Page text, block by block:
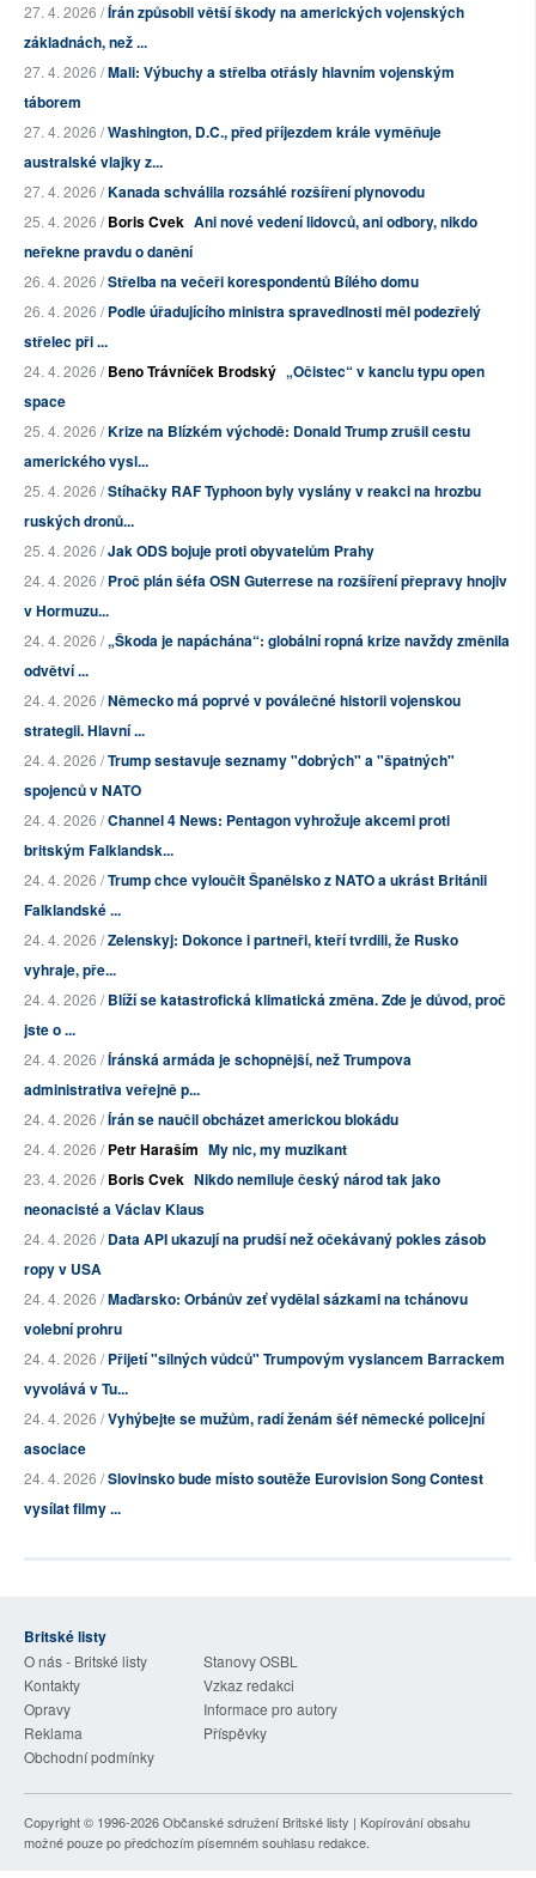
27. 4. 2026 /Írán způsobil větší škody na amerických vojenských
základnách, než ...
27. 4. 2026 /Mali: Výbuchy a střelba otřásly hlavním vojenským
táborem
27. 4. 2026 /Washington, D.C., před příjezdem krále vyměňuje
australské vlajky z...
27. 4. 2026 /Kanada schválila rozsáhlé rozšíření plynovodu
25. 4. 2026 /Boris Cvek Ani nové vedení lidovců, ani odbory, nikdo
neřekne pravdu o danění
26. 4. 2026 /Střelba na večeři korespondentů Bílého domu
26. 4. 2026 /Podle úřadujícího ministra spravedlnosti měl podezřelý
střelec při ...
24. 4. 2026 /Beno Trávníček Brodský „Očistec“ v kanclu typu open
space
25. 4. 2026 /Krize na Blízkém východě: Donald Trump zrušil cestu
amerického vysl...
25. 4. 2026 /Stíhačky RAF Typhoon byly vyslány v reakci na hrozbu
ruských dronů...
25. 4. 2026 /Jak ODS bojuje proti obyvatelům Prahy
24. 4. 2026 /Proč plán šéfa OSN Guterrese na rozšíření přepravy hnojiv
v Hormuzu...
24. 4. 2026 /„Škoda je napáchána“: globální ropná krize navždy změnila
odvětví ...
24. 4. 2026 /Německo má poprvé v poválečné historii vojenskou
strategii. Hlavní ...
24. 4. 2026 /Trump sestavuje seznamy "dobrých" a "špatných"
spojenců v NATO
24. 4. 2026 /Channel 4 News: Pentagon vyhrožuje akcemi proti
britským Falklandsk...
24. 4. 2026 /Trump chce vyloučit Španělsko z NATO a ukrást Británii
Falklandské ...
24. 4. 2026 /Zelenskyj: Dokonce i partneři, kteří tvrdili, že Rusko
vyhraje, pře...
24. 4. 2026 /Blíží se katastrofická klimatická změna. Zde je důvod, proč
jste o ...
24. 4. 2026 /Íránská armáda je schopnější, než Trumpova
administrativa veřejně p...
24. 4. 2026 /Írán se naučil obcházet americkou blokádu
24. 4. 2026 /Petr Haraším My nic, my muzikant
23. 4. 2026 /Boris Cvek Nikdo nemiluje český národ tak jako
neonacisté a Václav Klaus
24. 4. 2026 /Data API ukazují na prudší než očekávaný pokles zásob
ropy v USA
24. 4. 2026 /Maďarsko: Orbánův zeť vydělal sázkami na tchánovu
volební prohru
24. 4. 2026 /Přijetí "silných vůdců" Trumpovým vyslancem Barrackem
vyvolává v Tu...
24. 4. 2026 /Vyhýbejte se mužům, radí ženám šéf německé policejní
asociace
24. 4. 2026 /Slovinsko bude místo soutěže Eurovision Song Contest
vysílat filmy ...
Britské listy
O nás - Britské listy
Stanovy OSBL
Kontakty
Vzkaz redakci
Opravy
Informace pro autory
Reklama
Příspěvky
Obchodní podmínky
Copyright © 1996-2026Občanské sdružení Britské listy | Kopírování obsahu
možné pouze po předchozím písemném souhlasu redakce.